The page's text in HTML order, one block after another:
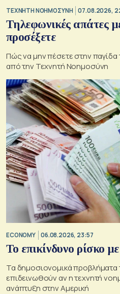
TΕΧΝΗΤΗ ΝΟΗΜΟΣΥΝΗ 07.08.2026,
Τηλεφωνικές απάτες
προσέξετε
Πώς να μην πέσετε στην
από την Τεχνητή Νοημοσύνη
ECONOMY 06.08.2026, 23:57
Το επικίνδυνο ρίσκο
Τα δημοσιονομικά προβλήματα
επιδεινωθούν αν η τεχνητή
ανάπτυξη στην Αμερική